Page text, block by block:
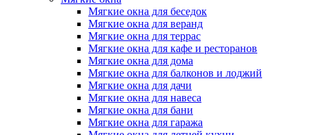
Мягкие окна для беседок
Мягкие окна для веранд
Мягкие окна для террас
Мягкие окна для кафе и ресторанов
Мягкие окна для дома
Мягкие окна для балконов и лоджий
Мягкие окна для дачи
Мягкие окна для навеса
Мягкие окна для бани
Мягкие окна для гаража